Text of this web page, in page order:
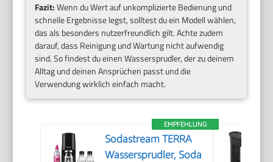
Fazit:Wenn du Wert auf unkomplizierte Bedienung und
schnelle Ergebnisse legst, solltest du ein Modell wählen,
das als besonders nutzerfreundlich gilt. Achte zudem
darauf, dass Reinigung und Wartung nicht aufwendig
sind. So findest du einen Wassersprudler, der zu deinem
Alltag und deinen Ansprüchen passt und die
Verwendung wirklich einfach macht.
EMPFEHLUNG
Sodastream TERRA
Wassersprudler, Soda